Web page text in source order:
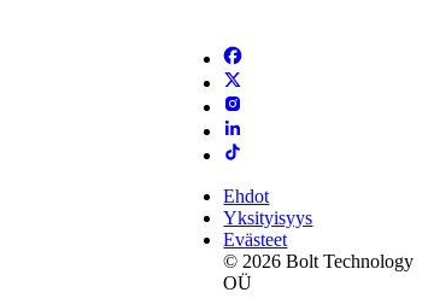
Ehdot
Yksityisyys
Evästeet
© 2026 Bolt Technology
OÜ